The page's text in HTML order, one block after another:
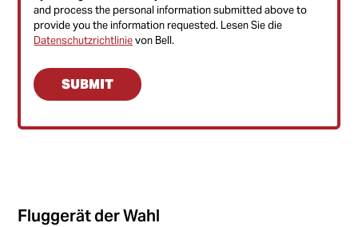
and process the personal information submitted above to
provide you the information requested. Lesen Sie die
Datenschutzrichtlinievon Bell.
Fluggerät der Wahl